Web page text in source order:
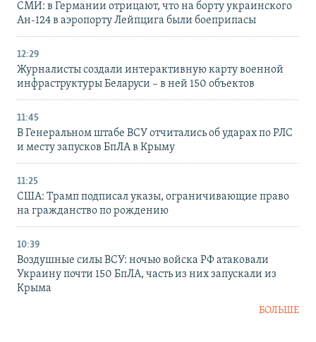
СМИ: в Германии отрицают, что на борту украинского
Ан-124 в аэропорту Лейпцига были боеприпасы
12:29
Журналисты создали интерактивную карту военной
инфраструктуры Беларуси – в ней 150 объектов
11:45
В Генеральном штабе ВСУ отчитались об ударах по РЛС
и месту запусков БпЛА в Крыму
11:25
США: Трамп подписал указы, ограничивающие право
на гражданство по рождению
10:39
Воздушные силы ВСУ: ночью войска РФ атаковали
Украину почти 150 БпЛА, часть из них запускали из
Крыма
БОЛЬШЕ